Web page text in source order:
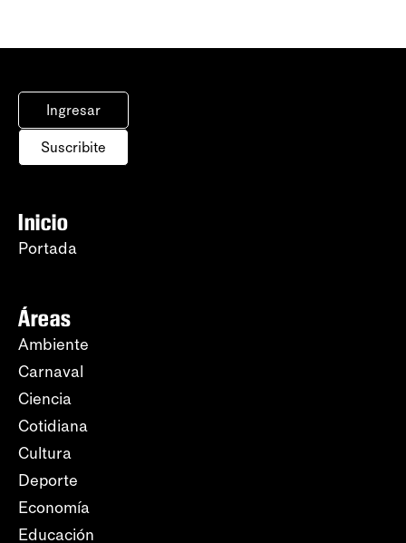
Ingresar
Suscribite
Inicio
Portada
Áreas
Ambiente
Carnaval
Ciencia
Cotidiana
Cultura
Deporte
Economía
Educación